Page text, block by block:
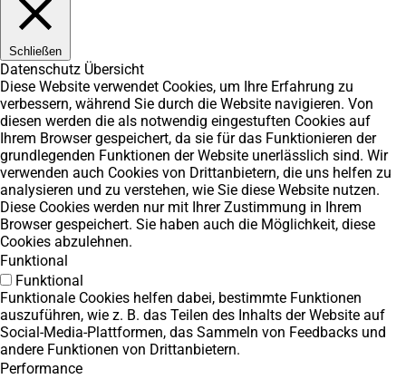
Schließen
Datenschutz Übersicht
Diese Website verwendet Cookies, um Ihre Erfahrung zu
verbessern, während Sie durch die Website navigieren. Von
diesen werden die als notwendig eingestuften Cookies auf
Ihrem Browser gespeichert, da sie für das Funktionieren der
grundlegenden Funktionen der Website unerlässlich sind. Wir
verwenden auch Cookies von Drittanbietern, die uns helfen zu
analysieren und zu verstehen, wie Sie diese Website nutzen.
Diese Cookies werden nur mit Ihrer Zustimmung in Ihrem
Browser gespeichert. Sie haben auch die Möglichkeit, diese
Cookies abzulehnen.
Funktional
Funktional
Funktionale Cookies helfen dabei, bestimmte Funktionen
auszuführen, wie z. B. das Teilen des Inhalts der Website auf
Social-Media-Plattformen, das Sammeln von Feedbacks und
andere Funktionen von Drittanbietern.
Performance